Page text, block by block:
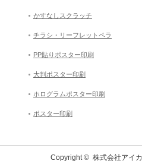
かすなしスクラッチ
チラシ・リーフレットペラ
PP貼りポスター印刷
大判ポスター印刷
ホログラムポスター印刷
ポスター印刷
Copyright © 株式会社アイ